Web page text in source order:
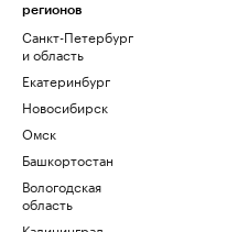
регионов
Санкт-Петербург
и область
Екатеринбург
Новосибирск
Омск
Башкортостан
Вологодская
область